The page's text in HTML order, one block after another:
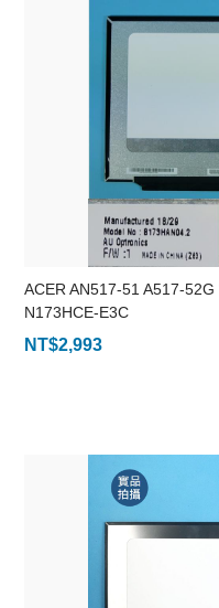
ACER AN517-51 A517-
N173HCE-E3C
NT$2,993